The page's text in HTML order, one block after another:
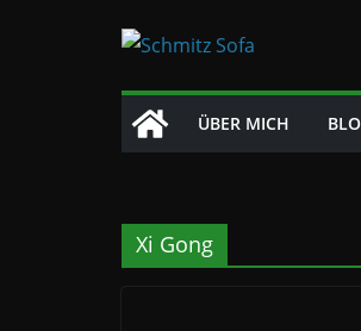
ÜBER MICH
Xi Gong